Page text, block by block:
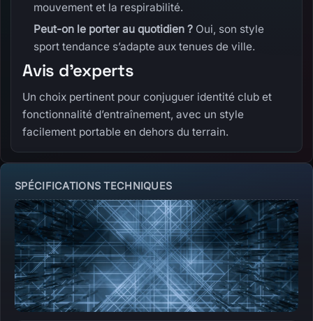
mouvement et la respirabilité.
Peut-on le porter au quotidien ? Oui, son style
sport tendance s’adapte aux tenues de ville.
Avis d’experts
Un choix pertinent pour conjuguer identité club et
fonctionnalité d’entraînement, avec un style
facilement portable en dehors du terrain.
SPÉCIFICATIONS TECHNIQUES